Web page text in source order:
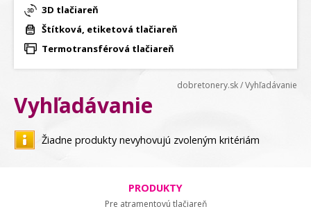
3D tlačiareň
Štítková, etiketová tlačiareň
Termotransférová tlačiareň
dobretonery.sk/Vyhľadávanie
Vyhľadávanie
Žiadne produkty nevyhovujú zvoleným kritériám
PRODUKTY
Pre atramentovú tlačiareň